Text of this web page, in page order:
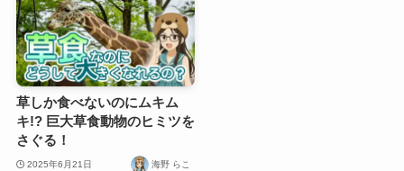
草しか食べないのにムキム
キ!? 巨大草食動物のヒミツを
さぐる！
2025年6月21日 海野 らこ